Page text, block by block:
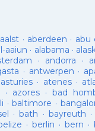
aalst · aberdeen · abu
aaiun · alabama ·
· andorra ·
· antwerpen ·
asturies· atenes·
· azores·bad
·baltimore ·
·bath · bayreuth
· berlin ·bern ·